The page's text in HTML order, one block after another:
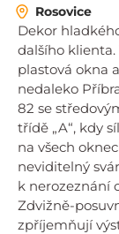
Rosovice
Dekor
dalšího
plastová okna
nedaleko
82 se
třídě „A“, kdy
na všech
neviditelný
k nerozeznání
Zdvižně-
zpříjemňují